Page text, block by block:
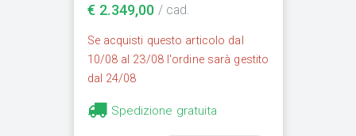
€ 2.349,00 / cad.
Se acquisti questo articolo dal
10/08 al 23/08 l'ordine sarà gestito
dal 24/08
Spedizione gratuita